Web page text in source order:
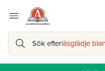
Sök efterläsglädje